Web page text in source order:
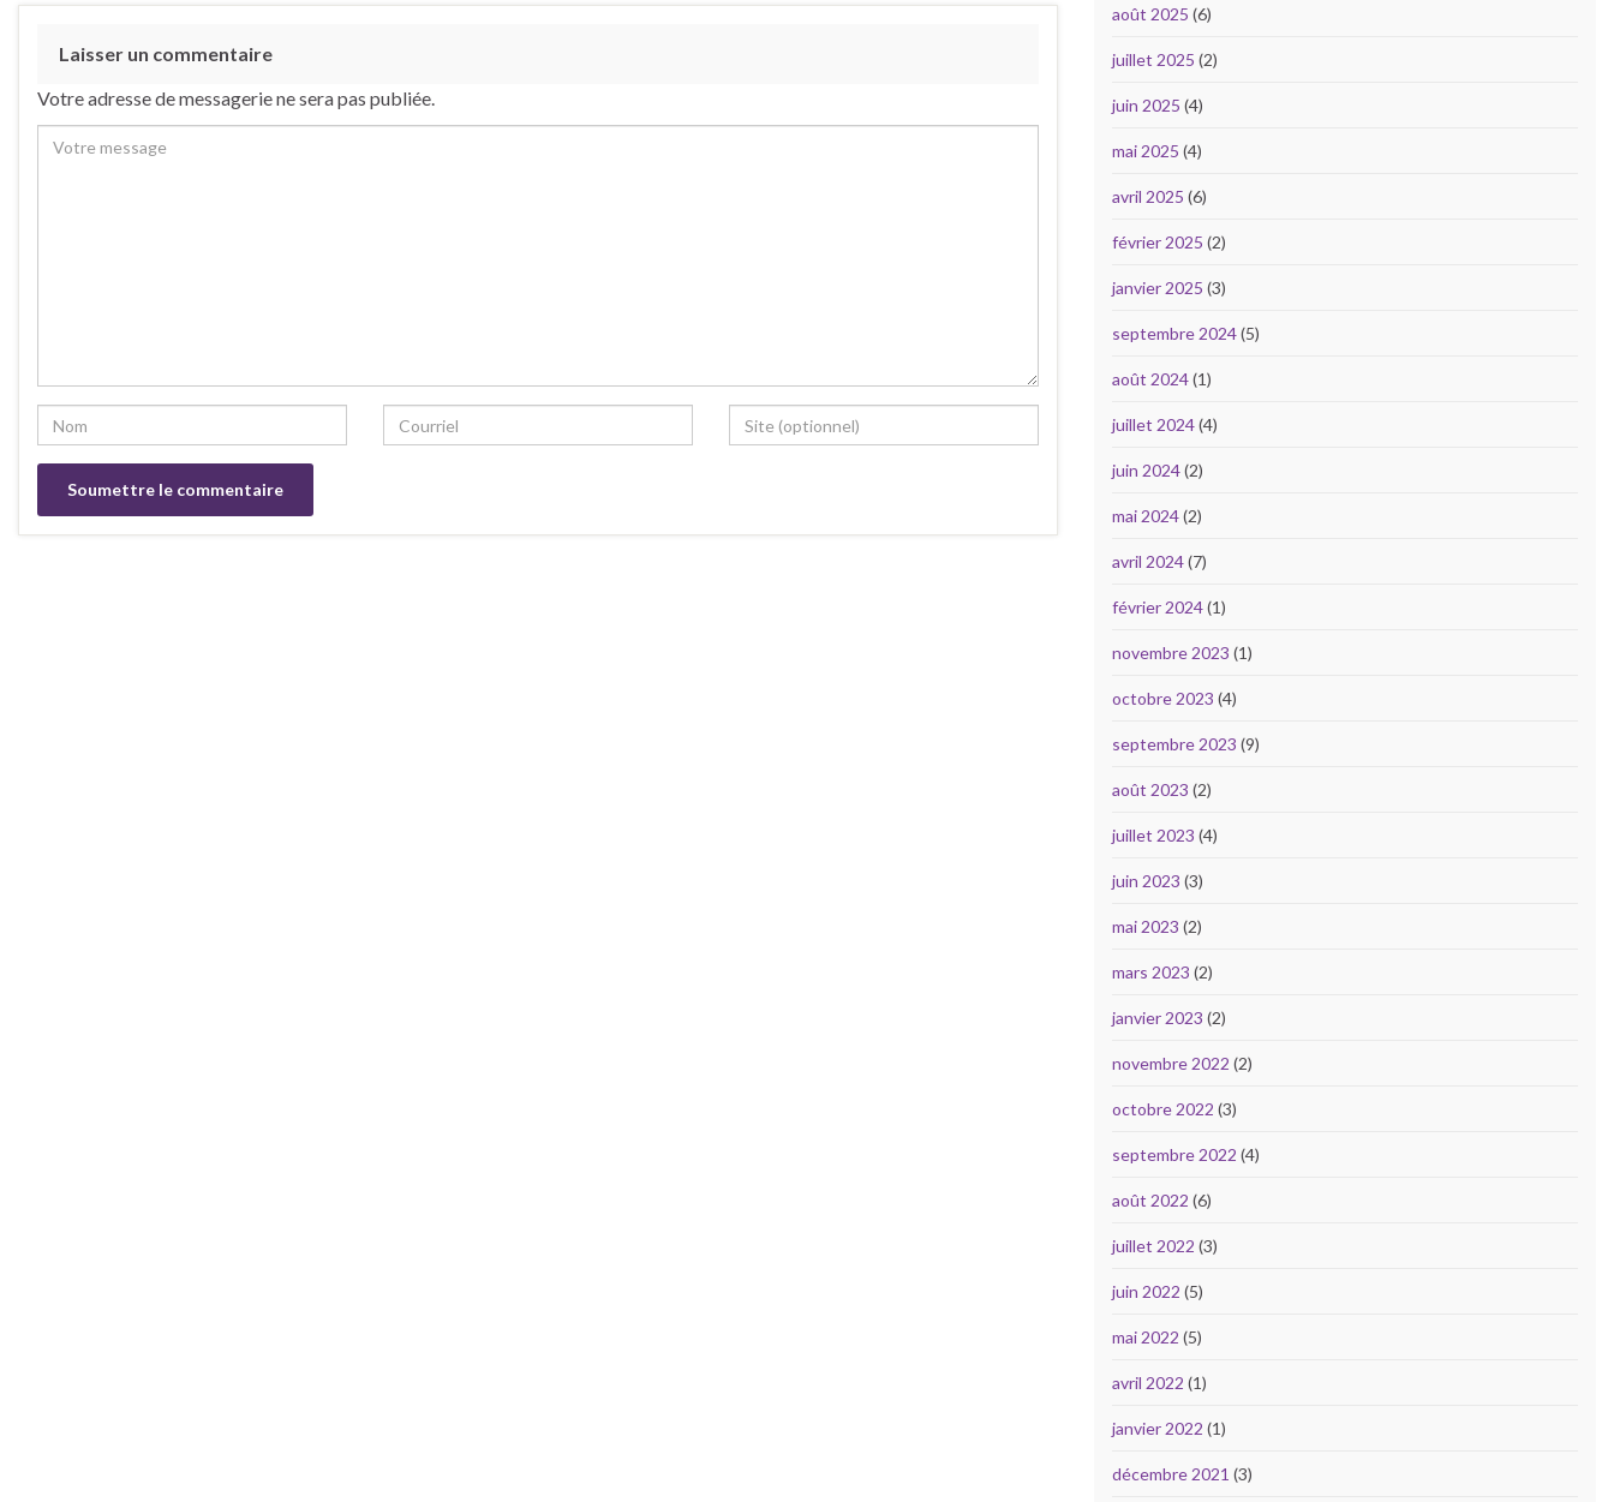
Laisser un commentaire
Votre adresse de messagerie ne sera pas publiée.
août 2025 (6)
juillet 2025 (2)
juin 2025 (4)
mai 2025 (4)
avril 2025 (6)
février 2025 (2)
janvier 2025 (3)
septembre 2024(5)
août 2024(1)
juillet 2024(4)
juin 2024(2)
mai 2024(2)
avril 2024(7)
février 2024(1)
novembre 2023 (1)
octobre 2023 (4)
septembre 2023 (9)
août 2023 (2)
juillet 2023 (4)
juin 2023 (3)
mai 2023 (2)
mars 2023 (2)
janvier 2023 (2)
novembre 2022 (2)
octobre 2022 (3)
septembre 2022 (4)
août 2022 (6)
juillet 2022 (3)
juin 2022 (5)
mai 2022 (5)
avril 2022 (1)
janvier 2022 (1)
décembre 2021 (3)